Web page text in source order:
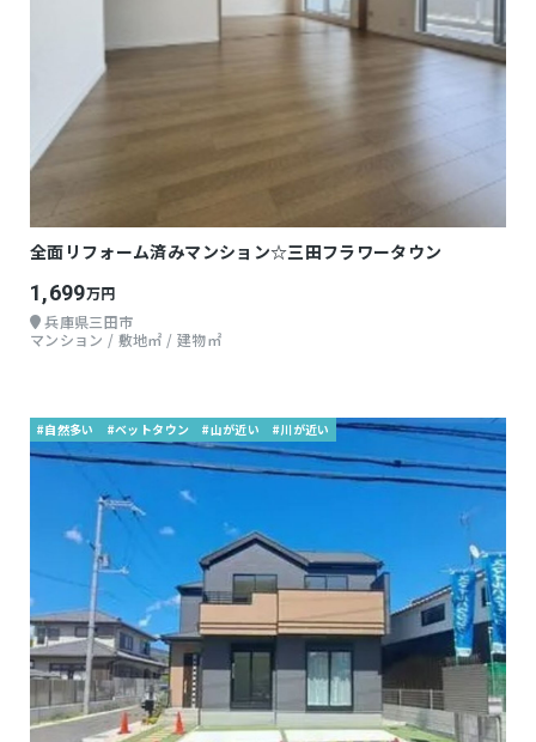
全面リフォーム済みマンション☆三田フラワータウン
1,699万円
兵庫県三田市
マンション / 敷地㎡ / 建物㎡
#自然多い #ベットタウン #山が近い #川が近い